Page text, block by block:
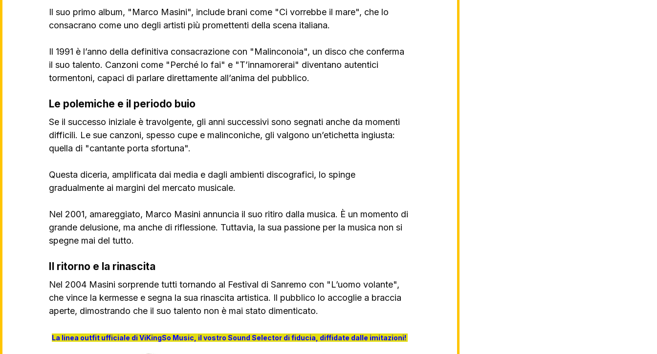
Il suo primo album, "Marco Masini", include brani come "Ci vorrebbe il mare", che lo
consacrano come uno degli artisti più promettenti della scena italiana.
Il 1991 è l’anno della definitiva consacrazione con "Malinconoia", un disco che conferma
il suo talento. Canzoni come "Perché lo fai" e "T’innamorerai" diventano autentici
tormentoni, capaci di parlare direttamente all’anima del pubblico.
Le polemiche e il periodo buio
Se il successo iniziale è travolgente, gli anni successivi sono segnati anche da momenti
difficili. Le sue canzoni, spesso cupe e malinconiche, gli valgono un’etichetta ingiusta:
quella di "cantante porta sfortuna".
Questa diceria, amplificata dai media e dagli ambienti discografici, lo spinge
gradualmente ai margini del mercato musicale.
Nel 2001, amareggiato, Marco Masini annuncia il suo ritiro dalla musica. È un momento di
grande delusione, ma anche di riflessione. Tuttavia, la sua passione per la musica non si
spegne mai del tutto.
Il ritorno e la rinascita
Nel 2004 Masini sorprende tutti tornando al Festival di Sanremo con "L’uomo volante",
che vince la kermesse e segna la sua rinascita artistica. Il pubblico lo accoglie a braccia
aperte, dimostrando che il suo talento non è mai stato dimenticato.
La linea outfit ufficiale di ViKingSo Music, il vostro Sound Selector di fiducia, diffidate dalle imitazioni!